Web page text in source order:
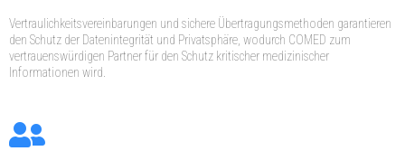
Vertraulichkeitsvereinbarungen und sichere Übertragungsmethoden garantieren
den Schutz der Datenintegrität und Privatsphäre, wodurch COMED zum
vertrauenswürdigen Partner für den Schutz kritischer medizinischer
Informationen wird.